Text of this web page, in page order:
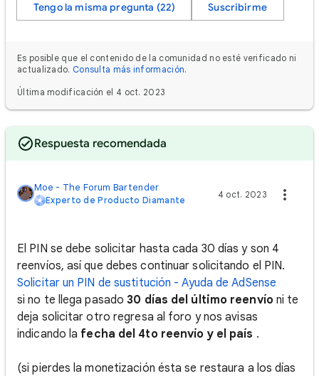
Tengo la misma pregunta (22) Suscribirme
Es posible que el contenido de la comunidad no esté verificado ni
actualizado. Consulta más información.
Última modificación el 4 oct. 2023
Respuesta recomendada
Moe - The Forum Bartender
Experto de Producto Diamante
4 oct. 2023
El PIN se debe solicitar hasta cada 30 días y son 4
reenvíos, así que debes continuar solicitando el PIN.
Solicitar un PIN de sustitución - Ayuda de AdSense
si no te llega pasado30 días del último reenvío ni te
deja solicitar otro regresa al foro y nos avisas
indicando la fecha del 4to reenvío y el país .
(si pierdes la monetización ésta se restaura a los días